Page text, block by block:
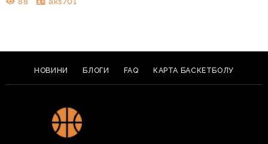
НОВИНИ БЛОГИ FAQ КАРТА БАСКЕТБОЛУ